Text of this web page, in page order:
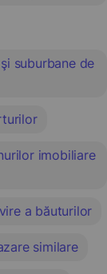
suburbane de
imobiliare
a băuturilor
similare